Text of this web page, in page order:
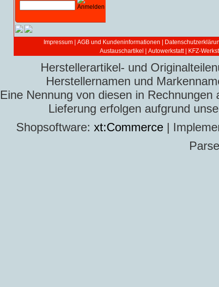
Impressum AGB und Kundeninformationen
Austauschartikel
Autowerkstatt | KFZ-
Herstellerartikel- und
Herstellernamen und
Eine Nennung von diesen in
Lieferung erfolgen aufgrund
Shopsoftware: xt:Commerce |